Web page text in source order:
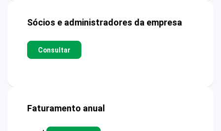
Sócios e administradores da empresa
Consultar
Faturamento anual